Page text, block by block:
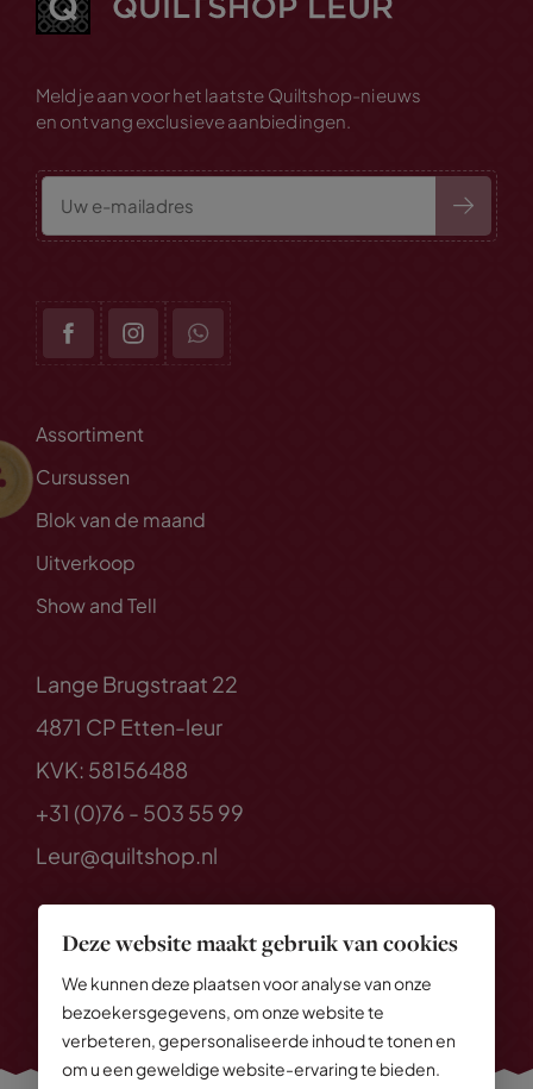
Deze website maakt gebruik van cookies
We kunnen deze plaatsen voor analyse van onze
bezoekersgegevens, om onze website te
verbeteren, gepersonaliseerde inhoud te tonen en
om u een geweldige website-ervaring te bieden.
Meld je aan voor het laatste Quiltshop-nieuws
en ontvang exclusieve aanbiedingen.
Assortiment
Cursussen
Blok van de maand
Uitverkoop
Show and Tell
Lange Brugstraat 22
4871 CP Etten-leur
KVK: 58156488
+31 (0)76 - 503 55 99
Leur@quiltshop.nl